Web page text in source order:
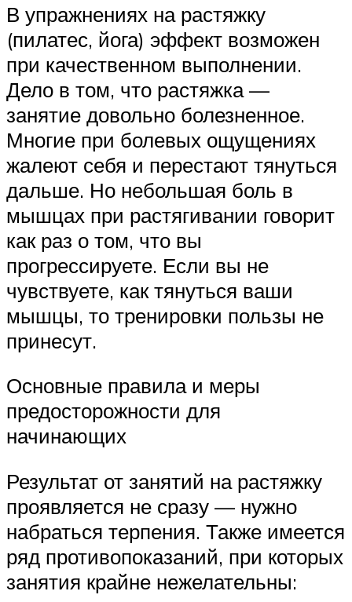
В упражнениях на растяжку
(пилатес, йога) эффект возможен
при качественном выполнении.
Дело в том, что растяжка —
занятие довольно болезненное.
Многие при болевых ощущениях
жалеют себя и перестают тянуться
дальше. Но небольшая боль в
мышцах при растягивании говорит
как раз о том, что вы
прогрессируете. Если вы не
чувствуете, как тянуться ваши
мышцы, то тренировки пользы не
принесут.
Основные правила и меры
предосторожности для
начинающих
Результат от занятий на растяжку
проявляется не сразу — нужно
набраться терпения. Также имеется
ряд противопоказаний, при которых
занятия крайне нежелательны: